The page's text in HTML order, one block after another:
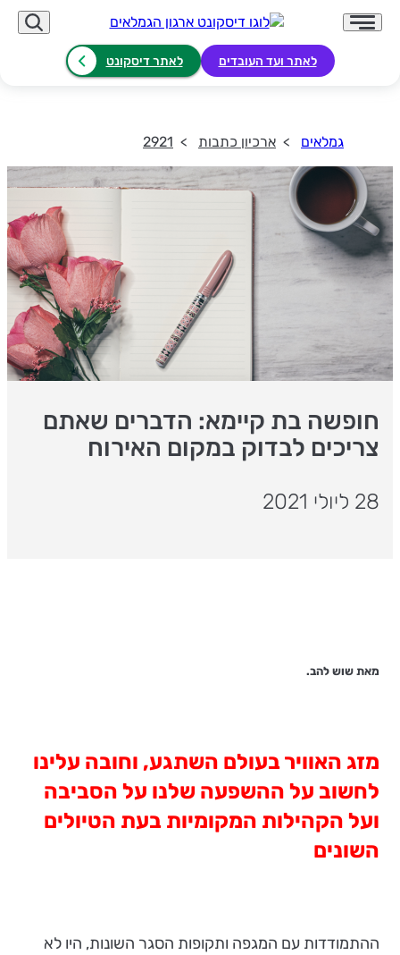
לאתר ועד העובדים לאתר דיסקונט
גמלאים ארכיון כתבות 2921
חופשה בת קיימא: הדברים שאתם
צריכים לבדוק במקום האירוח
28 ליולי 2021
מאת שוש להב.
מזג האוויר בעולם השתגע, וחובה עלינו
לחשוב על ההשפעה שלנו על הסביבה
ועל הקהילות המקומיות בעת הטיולים
השונים
ההתמודדות עם המגפה ותקופות הסגר השונות, היו לא